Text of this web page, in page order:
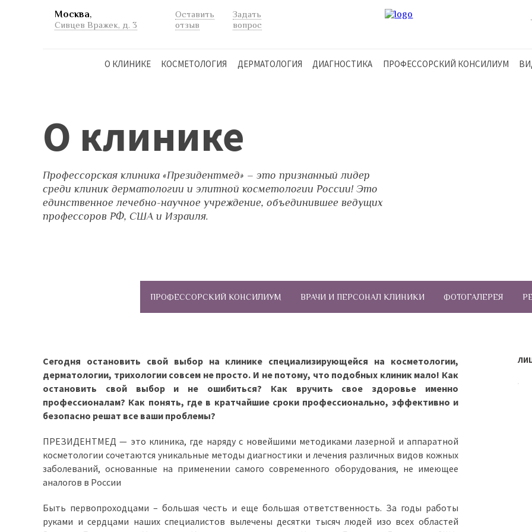
Москва,
Сивцев Вражек, д. 3
Оставить
отзыв
Задать
вопрос
О КЛИНИКЕ КОСМЕТОЛОГИЯ ДЕРМАТОЛОГИЯ ДИАГНОСТИКА ПРОФЕССОРСКИЙ КОНСИЛИУМ
О клинике
Профессорская клиника «Президентмед» – это признанный лидер
среди клиник дерматологии и элитной косметологии России! Это
единственное лечебно-научное учреждение, объединившее ведущих
профессоров РФ, США и Израиля.
ПРОФЕССОРСКИЙ КОНСИЛИУМ ВРАЧИ И ПЕРСОНАЛ КЛИНИКИ ФОТОГАЛЕРЕЯ
Сегодня остановить свой выбор на клинике специализирующейся на косметологии,
дерматологии, трихологии совсем не просто. И не потому, что подобных клиник мало! Как
остановить свой выбор и не ошибиться? Как вручить свое здоровье именно
профессионалам? Как понять, где в кратчайшие сроки профессионально, эффективно и
безопасно решат все ваши проблемы?
ПРЕЗИДЕНТМЕД — это клиника, где наряду с новейшими методиками лазерной и аппаратной
косметологии сочетаются уникальные методы диагностики и лечения различных видов кожных
заболеваний, основанные на применении самого современного оборудования, не имеющее
аналогов в России
Быть первопроходцами – большая честь и еще большая ответственность. За годы работы
руками и сердцами наших специалистов вылечены десятки тысяч людей изо всех областей